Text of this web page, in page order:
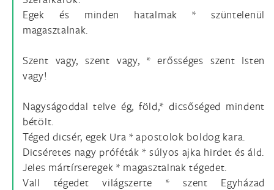
Egek és minden hatalmak * szüntelenül
magasztalnak.
Szent vagy, szent vagy, * erősséges szent Isten
vagy!
Nagyságoddal telve ég, föld,* dicsőséged mindent
bétölt.
Téged dicsér, egek Ura * apostolok boldog kara.
Dicséretes nagy próféták * súlyos ajka hirdet és áld.
Jeles mártírseregek * magasztalnak tégedet.
Vall tégedet világszerte * szent Egyházad